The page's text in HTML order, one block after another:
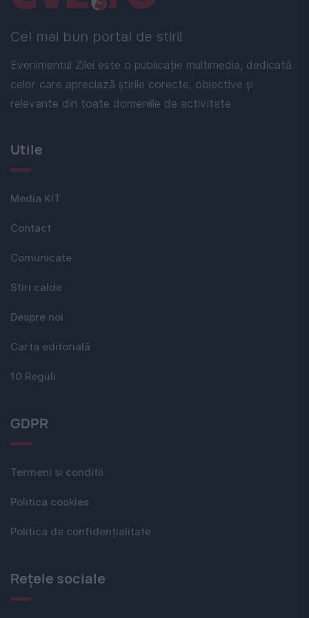
Cel mai bun portal de stiri!
Evenimentul Zilei este o publicație multimedia, dedicată
celor care apreciază știrile corecte, obiective și
relevante din toate domeniile de activitate
Utile
Media KIT
Contact
Comunicate
Stiri calde
Despre noi
Carta editorială
10 Reguli
GDPR
Termeni si conditii
Politica cookies
Politica de confidențialitate
Rețele sociale